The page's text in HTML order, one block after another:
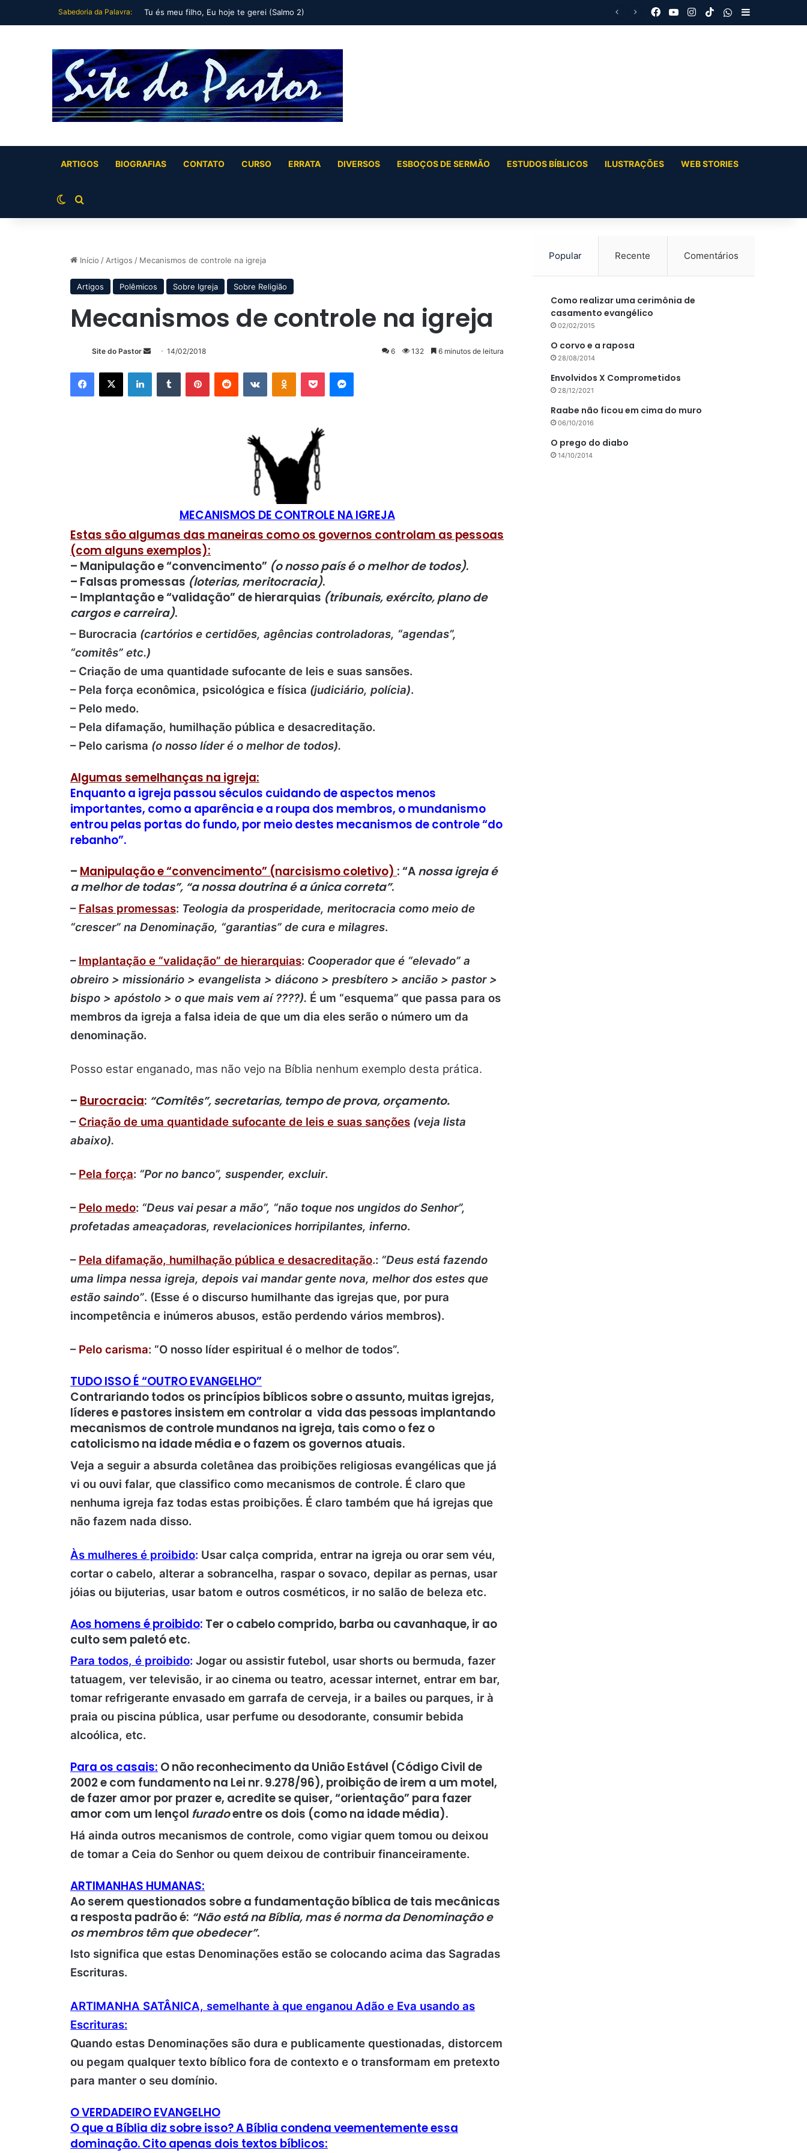
Sabedoria da Palavra: Tu és meu filho, Eu hoje te gerei (Salmo 2) Facebook
YouTubeInstagram
TikTokWhatsApp
Barra Lateral
ARTIGOS BIOGRAFIAS CONTATO CURSO ERRATA DIVERSOS ESBOÇOS DE SERMÃO ESTUDOS BÍBLICOS ILUSTRAÇÕES WEB STORIES
Switch skin
Buscar por
Início / Artigos / Mecanismos de controle na igreja
Artigos Polêmicos Sobre Igreja Sobre Religião
Mecanismos de controle na igreja
Site do Pastor
Mande
mail
14/02/2018 6 132 6 minutos de leitura
Facebook
X LinkedinTumblr PinterestReddit VK OK Pocket Messenger
MECANISMOS DE CONTROLE NA IGREJA
Estas são algumas das maneiras como os governos controlam as pessoas
(com alguns exemplos):
– Manipulação e “convencimento” (o nosso país é o melhor de todos).
– Falsas promessas (loterias, meritocracia).
– Implantação e “validação” de hierarquias (tribunais, exército, plano de
cargos e carreira).
– Burocracia (cartórios e certidões, agências controladoras, “agendas”,
“comitês” etc.)
– Criação de uma quantidade sufocante de leis e suas sansões.
– Pela força econômica, psicológica e física (judiciário, polícia).
– Pelo medo.
– Pela difamação, humilhação pública e desacreditação.
– Pelo carisma (o nosso líder é o melhor de todos).
Algumas semelhanças na igreja:
Enquanto a igreja passou séculos cuidando de aspectos menos
importantes, como a aparência e a roupa dos membros, o mundanismo
entrou pelas portas do fundo, por meio destes mecanismos de controle “do
rebanho”.
– Manipulação e “convencimento” (narcisismo coletivo) : “Anossa igreja é
a melhor de todas”, “a nossa doutrina é a única correta”.
– Falsas promessas: Teologia da prosperidade, meritocracia como meio de
“crescer” na Denominação, “garantias” de cura e milagres.
– Implantação e “validação” de hierarquias: Cooperador que é “elevado” a
obreiro > missionário > evangelista > diácono > presbítero > ancião > pastor >
bispo > apóstolo > o que mais vem aí ????). É um “esquema” que passa para os
membros da igreja a falsa ideia de que um dia eles serão o número um da
denominação.
Posso estar enganado, mas não vejo na Bíblia nenhum exemplo desta prática.
– Burocracia: “Comitês”, secretarias, tempo de prova, orçamento.
– Criação de uma quantidade sufocante de leis e suas sanções (veja lista
abaixo).
– Pela força: “Por no banco”, suspender, excluir.
– Pelo medo: “Deus vai pesar a mão”, “não toque nos ungidos do Senhor”,
profetadas ameaçadoras, revelacionices horripilantes, inferno.
– Pela difamação, humilhação pública e desacreditação.: “Deus está fazendo
uma limpa nessa igreja, depois vai mandar gente nova, melhor dos estes que
estão saindo”. (Esse é o discurso humilhante das igrejas que, por pura
incompetência e inúmeros abusos, estão perdendo vários membros).
– Pelo carisma: “O nosso líder espiritual é o melhor de todos”.
TUDO ISSO É “OUTRO EVANGELHO”
Contrariando todos os princípios bíblicos sobre o assunto, muitas igrejas,
líderes e pastores insistem em controlar a vida das pessoas implantando
mecanismos de controle mundanos na igreja, tais como o fez o
catolicismo na idade média e o fazem os governos atuais.
Veja a seguir a absurda coletânea das proibições religiosas evangélicas que já
vi ou ouvi falar, que classifico como mecanismos de controle. É claro que
nenhuma igreja faz todas estas proibições. É claro também que há igrejas que
não fazem nada disso.
Às mulheres é proibido: Usar calça comprida, entrar na igreja ou orar sem véu,
cortar o cabelo, alterar a sobrancelha, raspar o sovaco, depilar as pernas, usar
jóias ou bijuterias, usar batom e outros cosméticos, ir no salão de beleza etc.
Aos homens é proibido: Ter o cabelo comprido, barba ou cavanhaque, ir ao
culto sem paletó etc.
Para todos, é proibido: Jogar ou assistir futebol, usar shorts ou bermuda, fazer
tatuagem, ver televisão, ir ao cinema ou teatro, acessar internet, entrar em bar,
tomar refrigerante envasado em garrafa de cerveja, ir a bailes ou parques, ir à
praia ou piscina pública, usar perfume ou desodorante, consumir bebida
alcoólica, etc.
Para os casais: O não reconhecimento da União Estável (Código Civil de
2002 e com fundamento na Lei nr. 9.278/96), proibição de irem a um motel,
de fazer amor por prazer e, acredite se quiser, “orientação” para fazer
amor com um lençol furadoentre os dois (como na idade média).
Há ainda outros mecanismos de controle, como vigiar quem tomou ou deixou
de tomar a Ceia do Senhor ou quem deixou de contribuir financeiramente.
ARTIMANHAS HUMANAS:
Ao serem questionados sobre a fundamentação bíblica de tais mecânicas
a resposta padrão é: “Não está na Bíblia, mas é norma da Denominação e
os membros têm que obedecer”.
Isto significa que estas Denominações estão se colocando acima das Sagradas
Escrituras.
ARTIMANHA SATÂNICA, semelhante à que enganou Adão e Eva usando as
Escrituras:
Quando estas Denominações são dura e publicamente questionadas, distorcem
ou pegam qualquer texto bíblico fora de contexto e o transformam em pretexto
para manter o seu domínio.
O VERDADEIRO EVANGELHO
O que a Bíblia diz sobre isso? A Bíblia condena veementemente essa
dominação. Cito apenas dois textos bíblicos:
Popular Recente Comentários
Como realizar uma cerimônia de
casamento evangélico
02/02/2015
O corvo e a raposa
28/08/2014
Envolvidos X Comprometidos
28/12/2021
Raabe não ficou em cima do muro
06/10/2016
O prego do diabo
14/10/2014